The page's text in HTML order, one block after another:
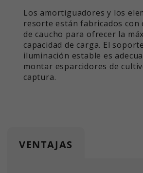
Los amortiguadores y los
resorte están fabricados con
de caucho para ofrecer la
capacidad de carga. El
iluminación estable es
montar esparcidores de
captura.
VENTAJAS
Tiempo
de
ejecución
2 años
Propósito
Permite obtener el
sesión.